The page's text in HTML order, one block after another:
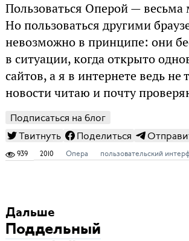
Пользоваться Оперой — весьма
Но пользоваться другими
невозможно в принципе: они
в ситуации, когда открыто
сайтов, а я в интернете ведь не
новости читаю и почту
Подписаться на блог
Твитнуть
Поделиться
939 2010 Опера пользовательский
Дальше
Поддельный